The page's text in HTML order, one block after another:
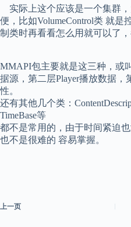
实际上这个应该是一个集群
便，比如VolumeControl类 就
制类时再看看怎么用就可以了，
MMAPI包主要就是这三种，或
据源，第二层Player播放数据，
性。
还有其他几个类：
TimeBase等
都不是常用的，由于时间紧迫
也不是很难的 容易掌握。
上一页